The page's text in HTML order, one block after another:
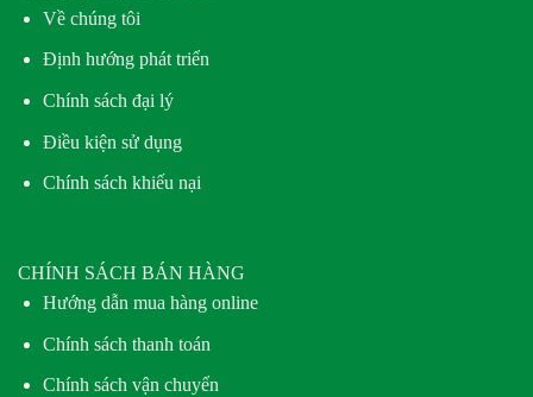
Về chúng tôi
Định hướng phát triển
Chính sách đại lý
Điều kiện sử dụng
Chính sách khiếu nại
CHÍNH SÁCH BÁN HÀNG
Hướng dẫn mua hàng online
Chính sách thanh toán
Chính sách vận chuyển